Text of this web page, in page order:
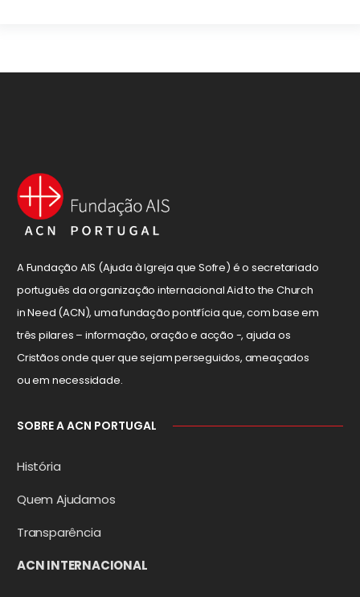
A Fundação AIS (Ajuda à Igreja que Sofre) é o secretariado
português da organização internacional Aid to the Church
in Need (ACN), uma fundação pontifícia que, com base em
três pilares – informação, oração e acção -, ajuda os
Cristãos onde quer que sejam perseguidos, ameaçados
ou em necessidade.
SOBRE A ACN PORTUGAL
História
Quem Ajudamos
Transparência
ACN INTERNACIONAL